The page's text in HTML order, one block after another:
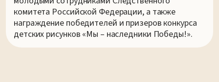
комитета Российской Федерации, а также
награждение победителей и призеров конкурса
детских рисунков «Мы – наследники Победы!».